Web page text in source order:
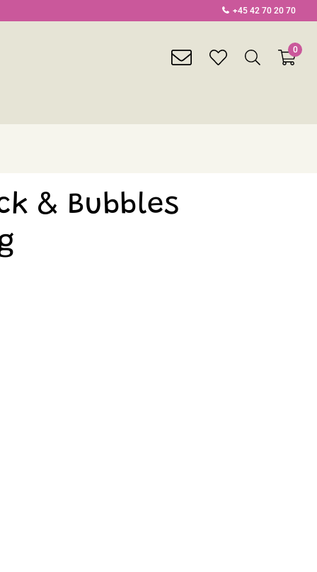
envelopeheart
search0
+45 42 70 20 70
& Bubbles